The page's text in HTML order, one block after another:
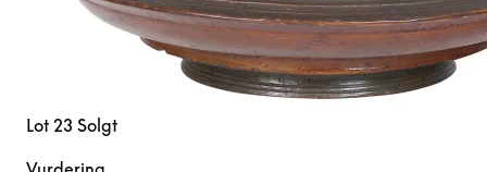
Lot 23 Solgt